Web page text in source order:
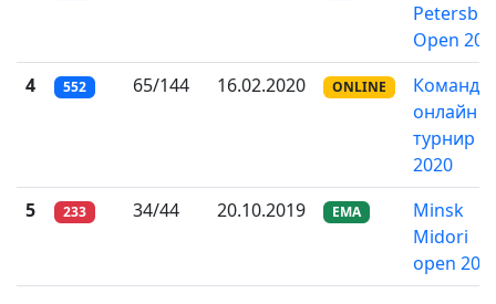
Open
4
552 65/144 16.02.2020 ONLINE
онлайн
турнир
2020
5
233 34/44 20.10.2019 EMA
Minsk
Midori
open